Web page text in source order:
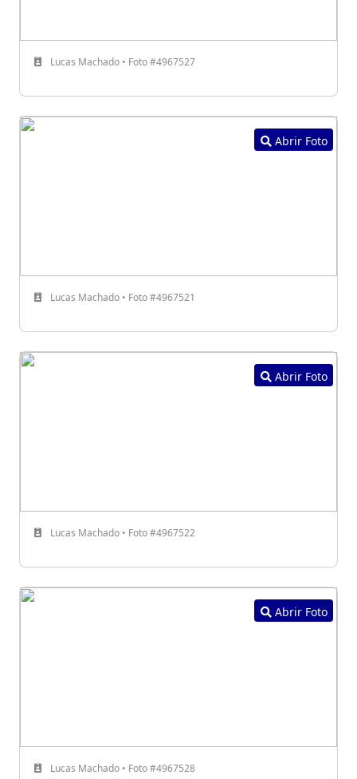
Lucas Machado • Foto #4967527
Abrir Foto
Lucas Machado • Foto #4967521
Abrir Foto
Lucas Machado • Foto #4967522
Abrir Foto
Lucas Machado • Foto #4967528